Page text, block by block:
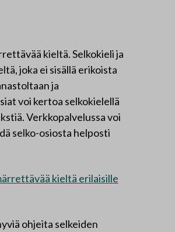
kieltä. Selkokieli ja
joka ei sisällä erikoista
ja
voi kertoa selkokielellä
Verkkopalvelussa voi
selko-osiosta helposti
kieltä erilaisille
ohjeita selkeiden